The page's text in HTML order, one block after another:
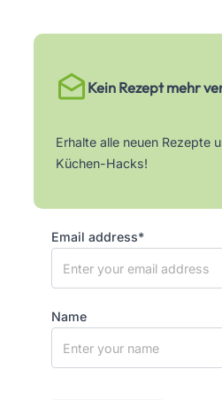
Kein Rezept mehr
Erhalte alle neuen Rezepte
Küchen-Hacks!
Email address*
Name